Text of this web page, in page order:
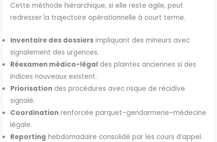
Cette méthode hiérarchique, si elle reste agile, peut
redresser la trajectoire opérationnelle à court terme.
Inventaire des dossiers impliquant des mineurs avec
signalement des urgences.
Réexamen médico-légal des plaintes anciennes si des
indices nouveaux existent.
Priorisation des procédures avec risque de récidive
signalé.
Coordination renforcée parquet–gendarmerie–médecine
légale.
Reporting hebdomadaire consolidé par les cours d’appel.